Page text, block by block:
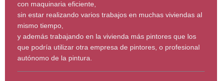
con maquinaria eficiente,
sin estar realizando varios trabajos en muchas viviendas al
mismo tiempo,
y además trabajando en la vivienda más pintores que los
que podría utilizar otra empresa de pintores, o profesional
autónomo de la pintura.